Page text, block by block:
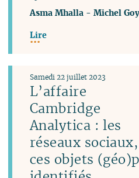
Asma Mhalla -Michel
Lire
L’affaire
Cambridge
Analytica : les
réseaux sociaux,
ces objets
Samedi 22 juillet 2023